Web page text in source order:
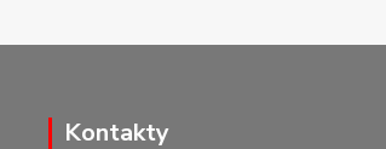
Kontakty